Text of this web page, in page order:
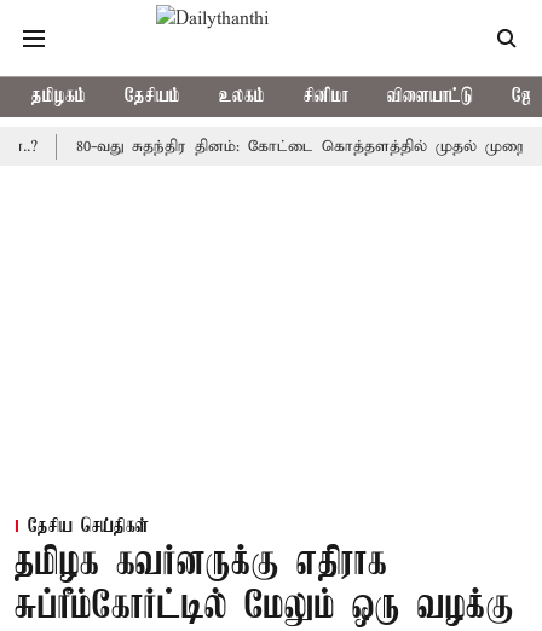
தமிழகம் தேசியம் உலகம் சினிமா விளையாட்டு
80-வது சுதந்திர தினம்: கோட்டை கொத்தளத்தில் முதல் முறையாக
தேசிய செய்திகள்
தமிழக கவர்னருக்கு எதிராக
சுப்ரீம்கோர்ட்டில் மேலும் ஒரு வழக்கு